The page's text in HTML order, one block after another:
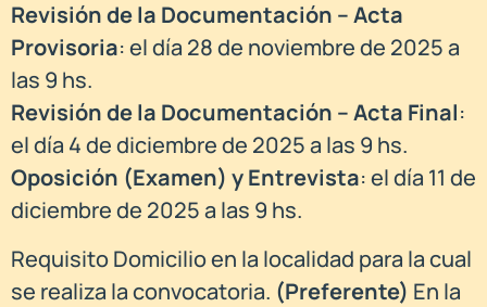
Revisión de la Documentación – Acta
Provisoria: el día 28 de noviembre de 2025 a
las 9 hs.
Revisión de la Documentación – Acta Final:
el día 4 de diciembre de 2025 a las 9 hs.
Oposición (Examen) y Entrevista: el día 11 de
diciembre de 2025 a las 9 hs.
Requisito Domicilio en la localidad para la cual
se realiza la convocatoria. (Preferente) En la